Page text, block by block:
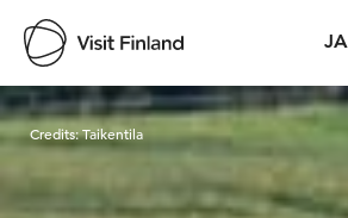
JA
Visit Finland
Credits:Taikentila